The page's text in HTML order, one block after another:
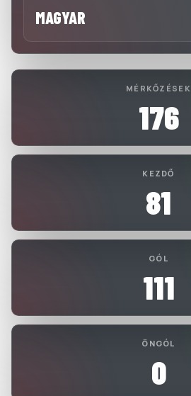
MAGYAR
MÉRKŐZÉSEK
176
KEZDŐ
81
GÓL
111
ÖNGÓL
0